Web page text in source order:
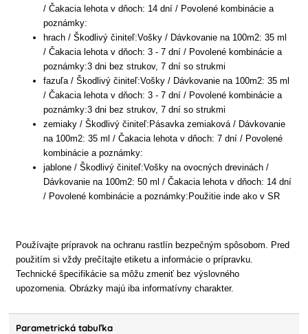
/ Čakacia lehota v dňoch: 14 dní / Povolené kombinácie a
poznámky:
hrach / Škodlivý činiteľ:Vošky / Dávkovanie na 100m2: 35 ml
/ Čakacia lehota v dňoch: 3 - 7 dní / Povolené kombinácie a
poznámky:3 dni bez strukov, 7 dní so strukmi
fazuľa / Škodlivý činiteľ:Vošky / Dávkovanie na 100m2: 35 ml
/ Čakacia lehota v dňoch: 3 - 7 dní / Povolené kombinácie a
poznámky:3 dni bez strukov, 7 dní so strukmi
zemiaky / Škodlivý činiteľ:Pásavka zemiaková / Dávkovanie
na 100m2: 35 ml / Čakacia lehota v dňoch: 7 dní / Povolené
kombinácie a poznámky:
jablone / Škodlivý činiteľ:Vošky na ovocných drevinách /
Dávkovanie na 100m2: 50 ml / Čakacia lehota v dňoch: 14 dní
/ Povolené kombinácie a poznámky:Použitie inde ako v SR
Používajte prípravok na ochranu rastlín bezpečným spôsobom. Pred
použitím si vždy prečítajte etiketu a informácie o prípravku.
Technické špecifikácie sa môžu zmeniť bez výslovného
upozornenia. Obrázky majú iba informatívny charakter.
Parametrická tabuľka